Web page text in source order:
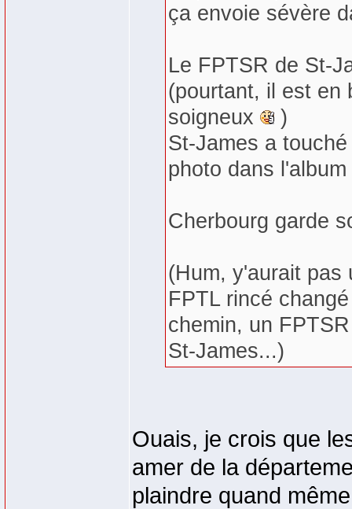
ça envoie sévère
Le FPTSR de St-
(pourtant, il est en
soigneux
)
St-James a
photo dans
Cherbourg garde
(Hum, y'aurait pas
FPTL rincé
chemin, un
St-James...)
Ouais, je crois que
amer de la
plaindre quand